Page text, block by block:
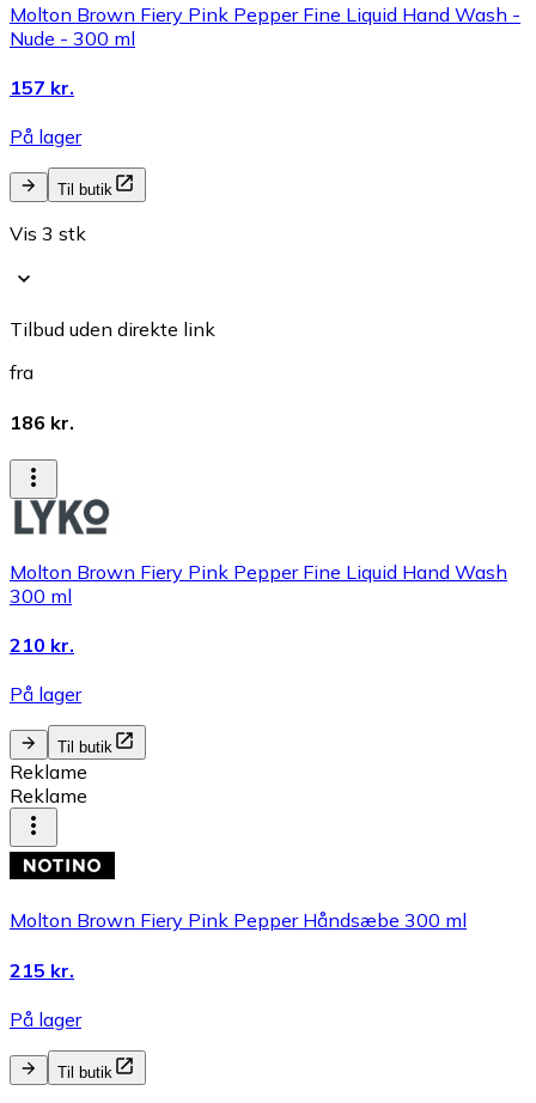
Molton Brown Fiery Pink Pepper Fine Liquid Hand Wash -
Nude - 300 ml
157 kr.
På lager
Til butik
Vis 3 stk
Tilbud uden direkte link
fra
186 kr.
Molton Brown Fiery Pink Pepper Fine Liquid Hand Wash
300 ml
210 kr.
På lager
Til butik
Reklame
Reklame
Molton Brown Fiery Pink Pepper Håndsæbe 300 ml
215 kr.
På lager
Til butik